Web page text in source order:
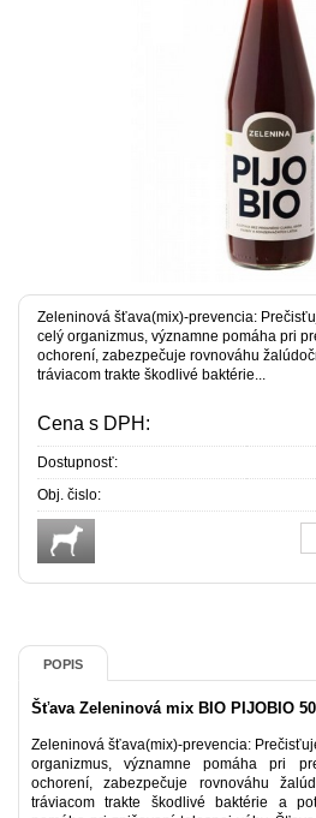
Zeleninová šťava(mix)-prevencia:
celý organizmus, významne pomáha pri
ochorení, zabezpečuje rovnováhu
tráviacom trakte škodlivé baktérie...
Cena s DPH:
Dostupnosť:
Obj. čislo:
POPIS
Šťava Zeleninová mix BIO PIJOBIO
Zeleninová šťava(mix)-prevencia:
organizmus, významne pomáha pri
ochorení, zabezpečuje rovnováhu
tráviacom trakte škodlivé baktérie a